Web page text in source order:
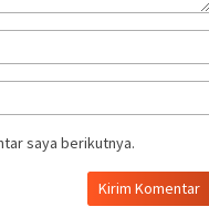
saya berikutnya.